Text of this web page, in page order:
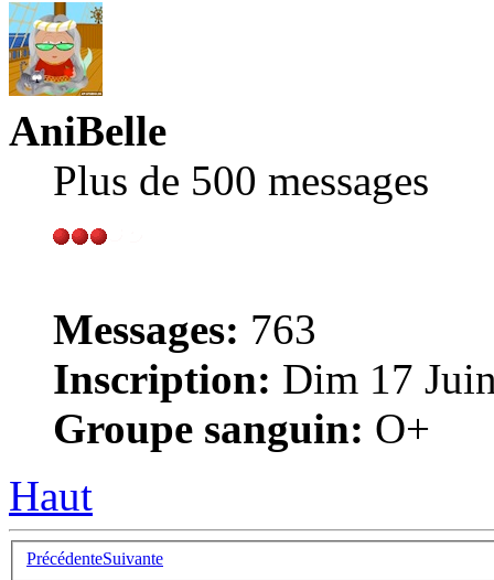
AniBelle
Plus de 500 messages
Messages: 763
Inscription: Dim 17
Groupe sanguin: O+
Haut
PrécédenteSuivante